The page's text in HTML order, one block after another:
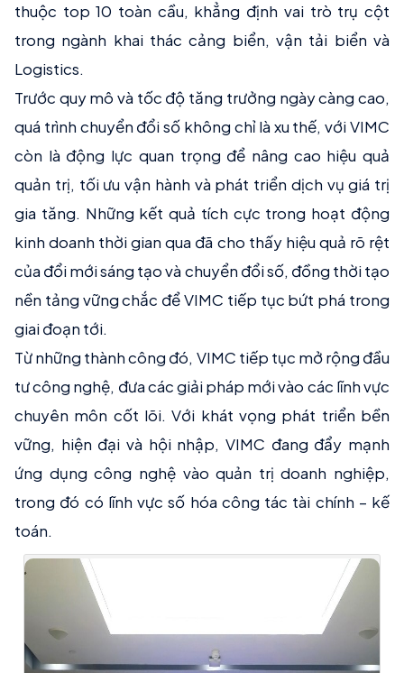
thuộc top 10 toàn cầu, khẳng định vai trò trụ cột
trong ngành khai thác cảng biển, vận tải biển và
Logistics.
Trước quy mô và tốc độ tăng trưởng ngày càng cao,
quá trình chuyển đổi số không chỉ là xu thế, với VIMC
còn là động lực quan trọng để nâng cao hiệu quả
quản trị, tối ưu vận hành và phát triển dịch vụ giá trị
gia tăng. Những kết quả tích cực trong hoạt động
kinh doanh thời gian qua đã cho thấy hiệu quả rõ rệt
của đổi mới sáng tạo và chuyển đổi số, đồng thời tạo
nền tảng vững chắc để VIMC tiếp tục bứt phá trong
giai đoạn tới.
Từ những thành công đó, VIMC tiếp tục mở rộng đầu
tư công nghệ, đưa các giải pháp mới vào các lĩnh vực
chuyên môn cốt lõi. Với khát vọng phát triển bền
vững, hiện đại và hội nhập, VIMC đang đẩy mạnh
ứng dụng công nghệ vào quản trị doanh nghiệp,
trong đó có lĩnh vực số hóa công tác tài chính – kế
toán.